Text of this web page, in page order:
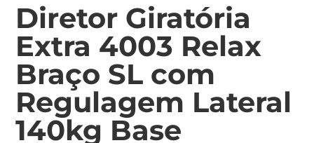
Diretor Giratória
Extra 4003 Relax
Braço SL com
Regulagem Lateral
140kg Base